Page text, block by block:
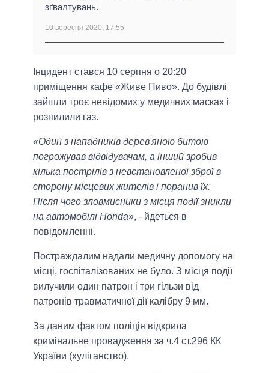
зґвалтувань.
10 вересня 2020, 17:55
Інцидент стався 10 серпня о 20:20
приміщення кафе «Живе Пиво». До будівлі
зайшли троє невідомих у медичних масках і
розпилили газ.
«Один з нападників дерев'яною битою
погрожував відвідувачам, а інший зробив
кілька пострілів з невстановленої зброї в
сторону місцевих жителів і поранив їх.
Після чого зловмисники з місця події зникли
на автомобілі Honda», - йдеться в
повідомленні.
Постраждалим надали медичну допомогу на
місці, госпіталізованих не було. З місця події
вилучили один патрон і три гільзи від
патронів травматичної дії калібру 9 мм.
За даним фактом поліція відкрила
кримінальне провадження за ч.4 ст.296 КК
України (хуліганство).